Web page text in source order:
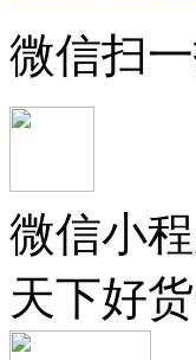
微信扫
微信小
天下好